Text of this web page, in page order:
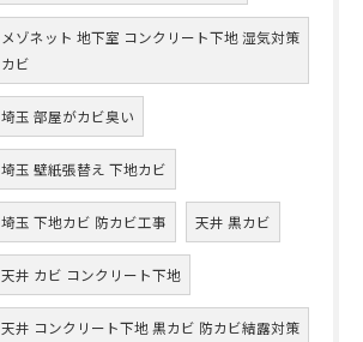
メゾネット 地下室 コンクリート下地 湿気対策
カビ
埼玉 部屋がカビ臭い
埼玉 壁紙張替え 下地カビ
埼玉 下地カビ 防カビ工事 天井 黒カビ
天井 カビ コンクリート下地
天井 コンクリート下地 黒カビ 防カビ結露対策